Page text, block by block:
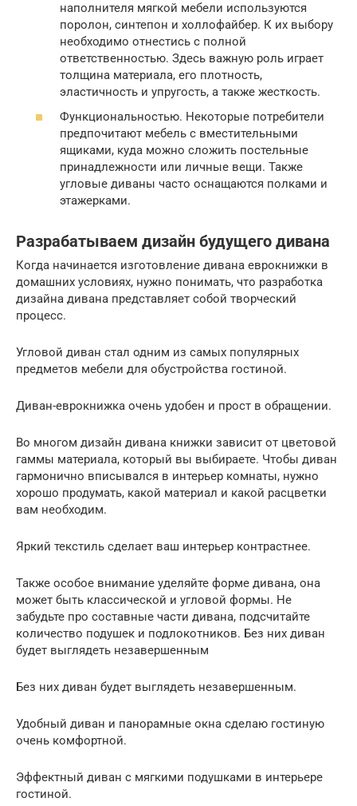
наполнителя мягкой мебели используются
поролон, синтепон и холлофайбер. К их выбору
необходимо отнестись с полной
ответственностью. Здесь важную роль играет
толщина материала, его плотность,
эластичность и упругость, а также жесткость.
Функциональностью. Некоторые потребители
предпочитают мебель с вместительными
ящиками, куда можно сложить постельные
принадлежности или личные вещи. Также
угловые диваны часто оснащаются полками и
этажерками.
Разрабатываем дизайн будущего дивана
Когда начинается изготовление дивана еврокнижки в
домашних условиях, нужно понимать, что разработка
дизайна дивана представляет собой творческий
процесс.
Угловой диван стал одним из самых популярных
предметов мебели для обустройства гостиной.
Диван-еврокнижка очень удобен и прост в обращении.
Во многом дизайн дивана книжки зависит от цветовой
гаммы материала, который вы выбираете. Чтобы диван
гармонично вписывался в интерьер комнаты, нужно
хорошо продумать, какой материал и какой расцветки
вам необходим.
Яркий текстиль сделает ваш интерьер контрастнее.
Также особое внимание уделяйте форме дивана, она
может быть классической и угловой формы. Не
забудьте про составные части дивана, подсчитайте
количество подушек и подлокотников. Без них диван
будет выглядеть незавершенным
Без них диван будет выглядеть незавершенным.
Удобный диван и панорамные окна сделаю гостиную
очень комфортной.
Эффектный диван с мягкими подушками в интерьере
гостиной.